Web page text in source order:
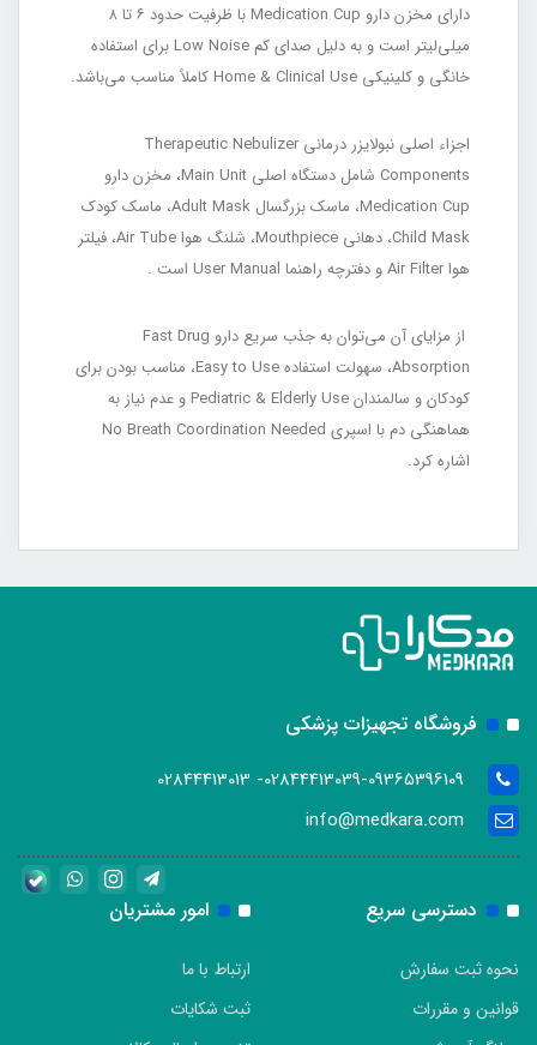
دارای مخزن دارو Medication Cup با ظرفیت حدود ۶ تا ۸
میلی‌لیتر است و به دلیل صدای کم Low Noise برای استفاده
خانگی و کلینیکی Home & Clinical Use کاملاً مناسب می‌باشد.
اجزاء اصلی نبولایزر درمانی Therapeutic Nebulizer
Components شامل دستگاه اصلی Main Unit، مخزن دارو
Medication Cup، ماسک بزرگسال Adult Mask، ماسک کودک
Child Mask، دهانی Mouthpiece، شلنگ هوا Air Tube، فیلتر
هوا Air Filter و دفترچه راهنما User Manual است .
از مزایای آن می‌توان به جذب سریع دارو Fast Drug
Absorption، سهولت استفاده Easy to Use، مناسب بودن برای
کودکان و سالمندان Pediatric & Elderly Use و عدم نیاز به
هماهنگی دم با اسپری No Breath Coordination Needed
اشاره کرد.
فروشگاه تجهیزات پزشکی
02844413039-09365396109- 02844413013
info@medkara.com
دسترسی سریع
نحوه ثبت سفارش
قوانین و مقررات
امور مشتریان
ارتباط با ما
ثبت شکایات